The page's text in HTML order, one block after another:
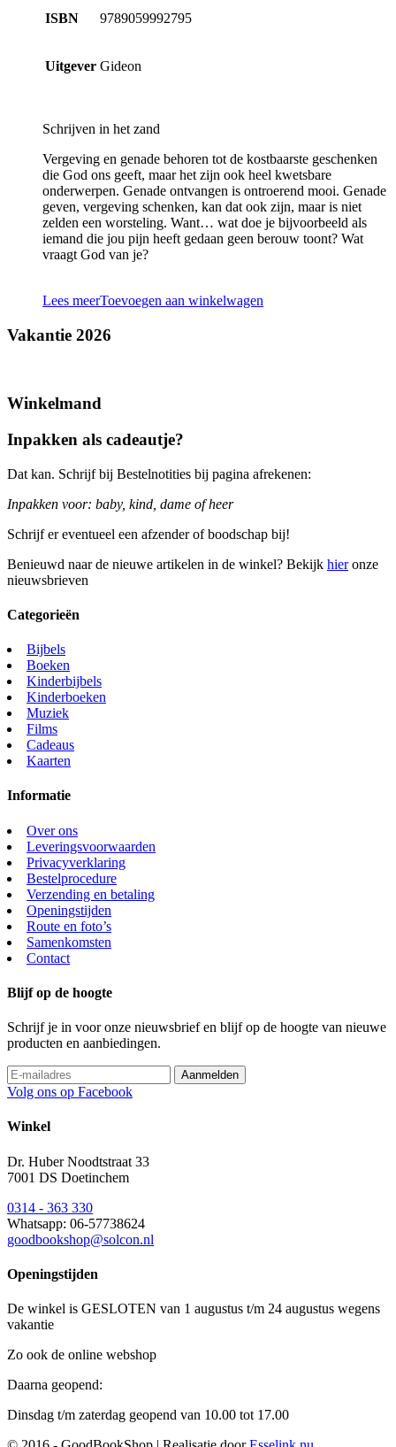
ISBN 9789059992795
Uitgever Gideon
Schrijven in het zand
Vergeving en genade behoren tot de kostbaarste geschenken
die God ons geeft, maar het zijn ook heel kwetsbare
onderwerpen. Genade ontvangen is ontroerend mooi. Genade
geven, vergeving schenken, kan dat ook zijn, maar is niet
zelden een worsteling. Want… wat doe je bijvoorbeeld als
iemand die jou pijn heeft gedaan geen berouw toont? Wat
vraagt God van je?
Lees meerToevoegen aan winkelwagen
Vakantie 2026
Winkelmand
Inpakken als cadeautje?
Dat kan. Schrijf bij Bestelnotities bij pagina afrekenen:
Inpakken voor: baby, kind, dame of heer
Schrijf er eventueel een afzender of boodschap bij!
Benieuwd naar de nieuwe artikelen in de winkel? Bekijk hieronze
nieuwsbrieven
Categorieën
Bijbels
Boeken
Kinderbijbels
Kinderboeken
Muziek
Films
Cadeaus
Kaarten
Informatie
Over ons
Leveringsvoorwaarden
Privacyverklaring
Bestelprocedure
Verzending en betaling
Openingstijden
Route en foto’s
Samenkomsten
Contact
Blijf op de hoogte
Schrijf je in voor onze nieuwsbrief en blijf op de hoogte van nieuwe
producten en aanbiedingen.
Volg ons op Facebook
Winkel
Dr. Huber Noodtstraat 33
7001 DS Doetinchem
0314 - 363 330
Whatsapp: 06-57738624
goodbookshop@solcon.nl
Openingstijden
De winkel is GESLOTEN van 1 augustus t/m 24 augustus wegens
vakantie
Zo ook de online webshop
Daarna geopend:
Dinsdag t/m zaterdag geopend van 10.00 tot 17.00